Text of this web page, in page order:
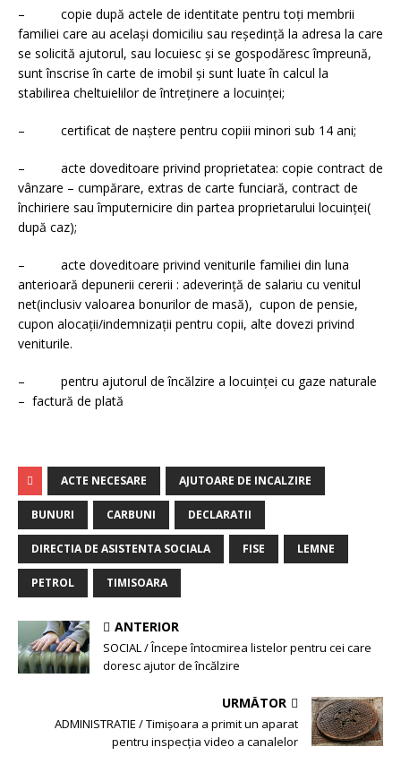
– copie după actele de identitate pentru toţi membrii
familiei care au acelaşi domiciliu sau reşedinţă la adresa la care
se solicită ajutorul, sau locuiesc şi se gospodăresc împreună,
sunt înscrise în carte de imobil şi sunt luate în calcul la
stabilirea cheltuielilor de întreţinere a locuinţei;
– certificat de naştere pentru copiii minori sub 14 ani;
– acte doveditoare privind proprietatea: copie contract de
vânzare – cumpărare, extras de carte funciară, contract de
închiriere sau împuternicire din partea proprietarului locuinţei(
după caz);
– acte doveditoare privind veniturile familiei din luna
anterioară depunerii cererii : adeverinţă de salariu cu venitul
net(inclusiv valoarea bonurilor de masă), cupon de pensie,
cupon alocaţii/indemnizaţii pentru copii, alte dovezi privind
veniturile.
– pentru ajutorul de încălzire a locuinţei cu gaze naturale
– factură de plată
ACTE NECESARE AJUTOARE DE INCALZIRE
BUNURI CARBUNI DECLARATII
DIRECTIA DE ASISTENTA SOCIALA FISE LEMNE
PETROL TIMISOARA
ANTERIOR
SOCIAL / Începe întocmirea listelor pentru cei care
doresc ajutor de încălzire
URMĂTOR
ADMINISTRATIE / Timişoara a primit un aparat
pentru inspecţia video a canalelor